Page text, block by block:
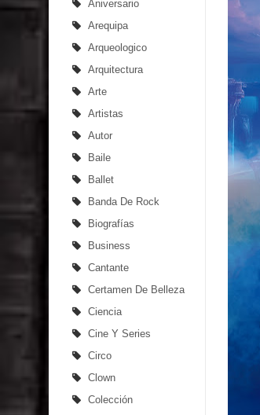
Aniversario
Arequipa
Arqueologico
Arquitectura
Arte
Artistas
Autor
Baile
Ballet
Banda De Rock
Biografías
Business
Cantante
Certamen De Belleza
Ciencia
Cine Y Series
Circo
Clown
Colección